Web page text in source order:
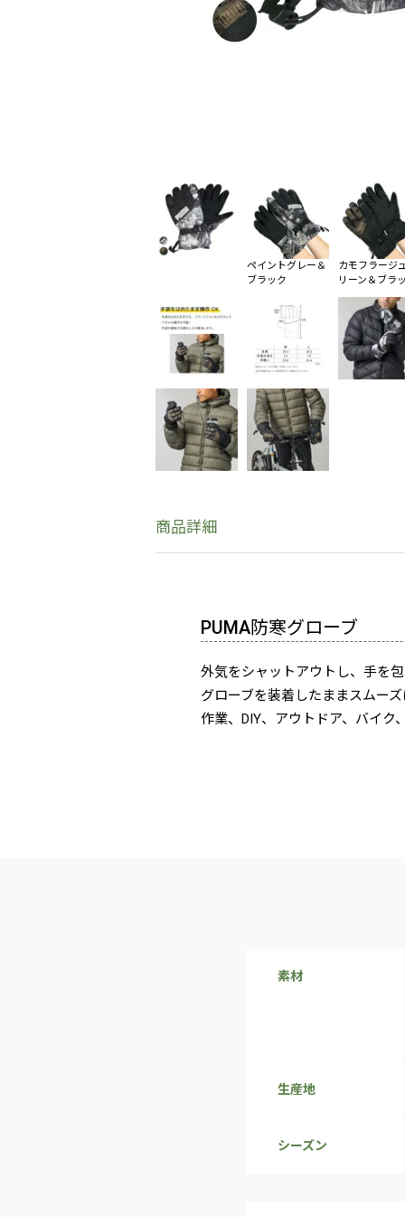
ペイントグレー＆
ブラック
カモフラージ
リーン＆ブラ
商品詳細
PUMA防寒グローブ
外気をシャットアウトし、手を
グローブを装着したままスムー
作業、DIY、アウトドア、バイク
素材
生産地
シーズン